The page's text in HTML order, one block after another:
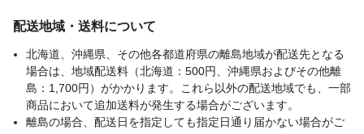
配送地域・送料について
北海道、沖縄県、その他各都道府県の離島地域が配送先となる
場合は、地域配送料（北海道：500円、沖縄県およびその他離
島：1,700円）がかかります。これら以外の配送地域でも、一部
商品において追加送料が発生する場合がございます。
離島の場合、配送日を指定しても指定日通り届かない場合がご